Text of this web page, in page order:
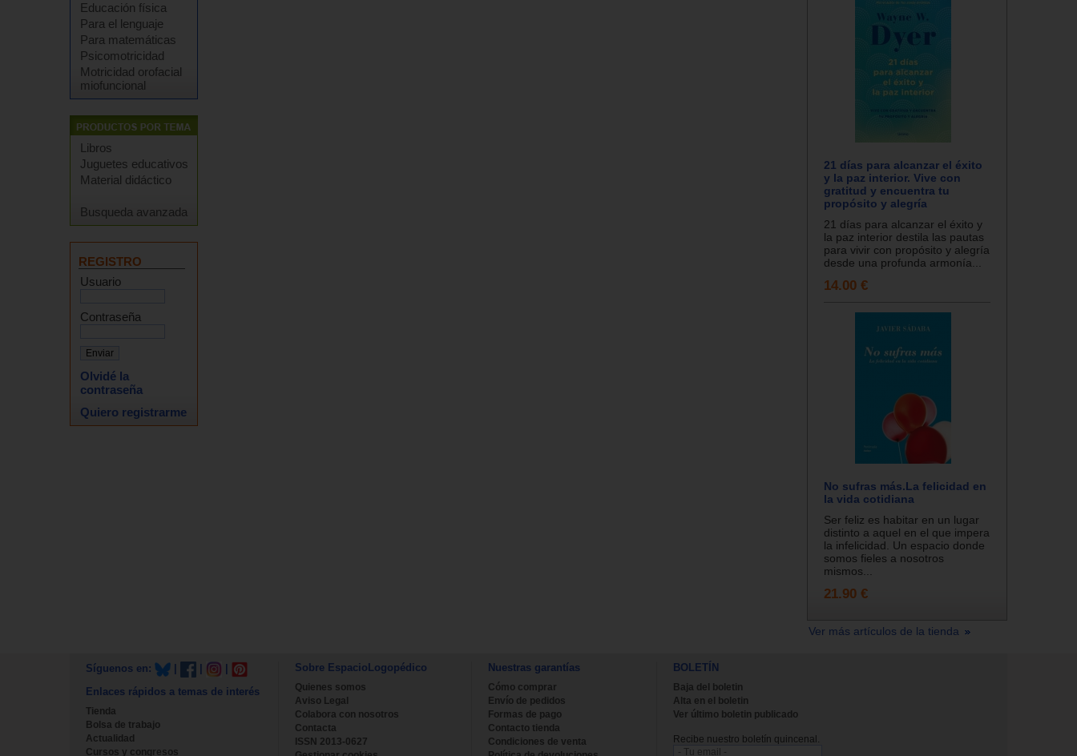
Educación física
Para el lenguaje
Para matemáticas
Psicomotricidad
Motricidad orofacial
miofuncional
Libros
Juguetes educativos
Material didáctico
Busqueda avanzada
REGISTRO
Usuario
Contraseña
Olvidé la
contraseña
Quiero registrarme
21 días para alcanzar el éxito
y la paz interior. Vive con
gratitud y encuentra tu
propósito y alegría
21 días para alcanzar el éxito y
la paz interior destila las pautas
para vivir con propósito y alegría
desde una profunda armonía...
14.00 €
No sufras más.La felicidad en
la vida cotidiana
Ser feliz es habitar en un lugar
distinto a aquel en el que impera
la infelicidad. Un espacio donde
somos fieles a nosotros
mismos...
21.90 €
Ver más artículos de la tienda
Síguenos en:
Enlaces rápidos a temas de interés
Tienda
Bolsa de trabajo
Actualidad
Cursos y congresos
Sobre EspacioLogopédico
Quienes somos
Aviso Legal
Colabora con nosotros
Contacta
ISSN 2013-0627
Nuestras garantías
Cómo comprar
Envío de pedidos
Formas de pago
Contacto tienda
Condiciones de venta
BOLETÍN
Baja del boletin
Alta en el boletin
Ver último boletin publicado
Recibe nuestro boletín quincenal.